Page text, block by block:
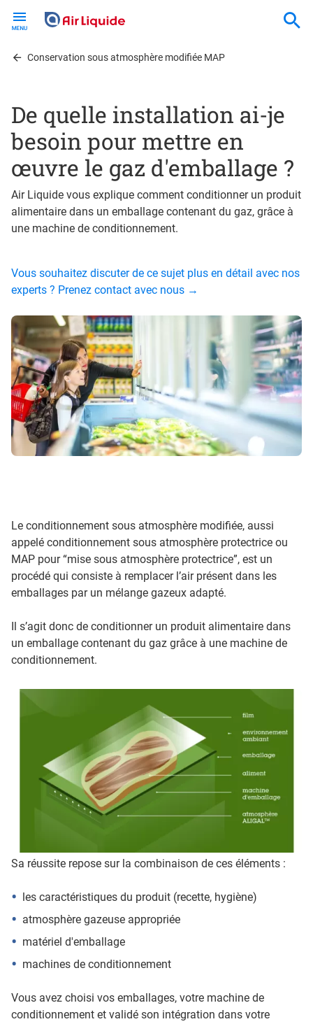
contentConservation sous atmosphère modifiée MAP
De quelle installation ai-je
besoin pour mettre en
œuvre le gaz d'emballage ?
Air Liquide vous explique comment conditionner un produit
alimentaire dans un emballage contenant du gaz, grâce à
une machine de conditionnement.
Vous souhaitez discuter de ce sujet plus en détail avec nos
experts ? Prenez contact avec nous →
Le conditionnement sous atmosphère modifiée, aussi
appelé conditionnement sous atmosphère protectrice ou
MAP pour “mise sous atmosphère protectrice”, est un
procédé qui consiste à remplacer l’air présent dans les
emballages par un mélange gazeux adapté.
Il s’agit donc de conditionner un produit alimentaire dans
un emballage contenant du gaz grâce à une machine de
conditionnement.
Sa réussite repose sur la combinaison de ces éléments :
les caractéristiques du produit (recette, hygiène)
atmosphère gazeuse appropriée
matériel d'emballage
machines de conditionnement
Vous avez choisi vos emballages, votre machine de
conditionnement et validé son intégration dans votre